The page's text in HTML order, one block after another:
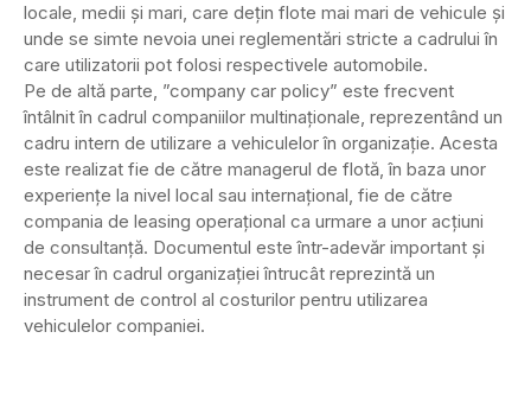
locale, medii şi mari, care deţin flote mai mari de vehicule şi
unde se simte nevoia unei reglementări stricte a cadrului în
care utilizatorii pot folosi respectivele automobile.
Pe de altă parte, ”company car policy” este frecvent
întâlnit în cadrul companiilor multinaţionale, reprezentând un
cadru intern de utilizare a vehiculelor în organizaţie. Acesta
este realizat fie de către managerul de flotă, în baza unor
experienţe la nivel local sau internaţional, fie de către
compania de leasing operaţional ca urmare a unor acţiuni
de consultanţă. Documentul este într-adevăr important şi
necesar în cadrul organizaţiei întrucât reprezintă un
instrument de control al costurilor pentru utilizarea
vehiculelor companiei.